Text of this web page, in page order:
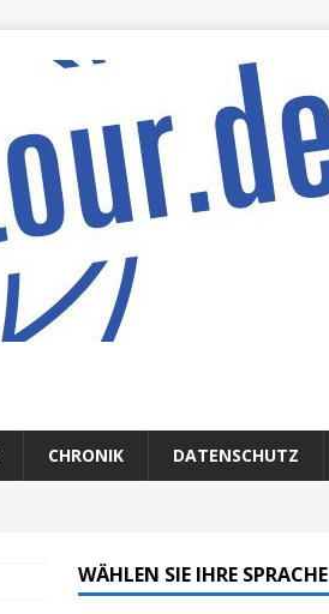
CHRONIK DATENSCHUTZ
WÄHLEN SIE IHRE SPRACHE